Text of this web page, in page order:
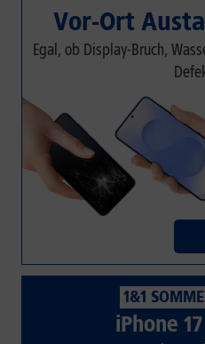
Vor-Ort
Egal, ob Display-Bruch,
1&1
iPhone